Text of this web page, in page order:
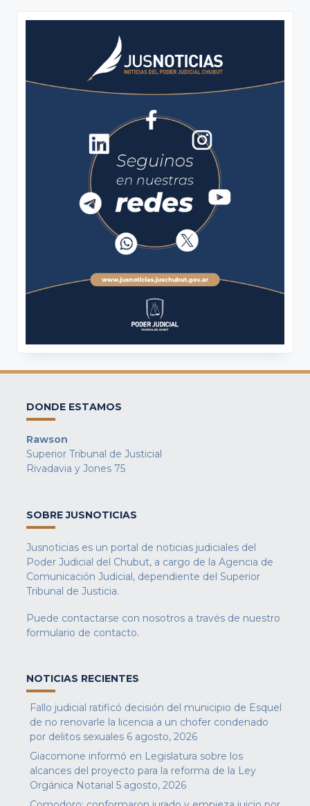
DONDE ESTAMOS
Rawson
Superior Tribunal de Justicial
Rivadavia y Jones 75
SOBRE JUSNOTICIAS
Jusnoticias es un portal de noticias judiciales del
Poder Judicial del Chubut, a cargo de la Agencia de
Comunicación Judicial, dependiente del Superior
Tribunal de Justicia.
Puede contactarse con nosotros a través de nuestro
formulario de contacto.
NOTICIAS RECIENTES
Fallo judicial ratificó decisión del municipio de Esquel
de no renovarle la licencia a un chofer condenado
por delitos sexuales 6 agosto, 2026
Giacomone informó en Legislatura sobre los
alcances del proyecto para la reforma de la Ley
Orgánica Notarial 5 agosto, 2026